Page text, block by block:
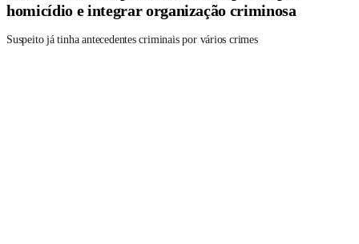
homicídio e integrar organização criminosa
Suspeito já tinha antecedentes criminais por vários crimes